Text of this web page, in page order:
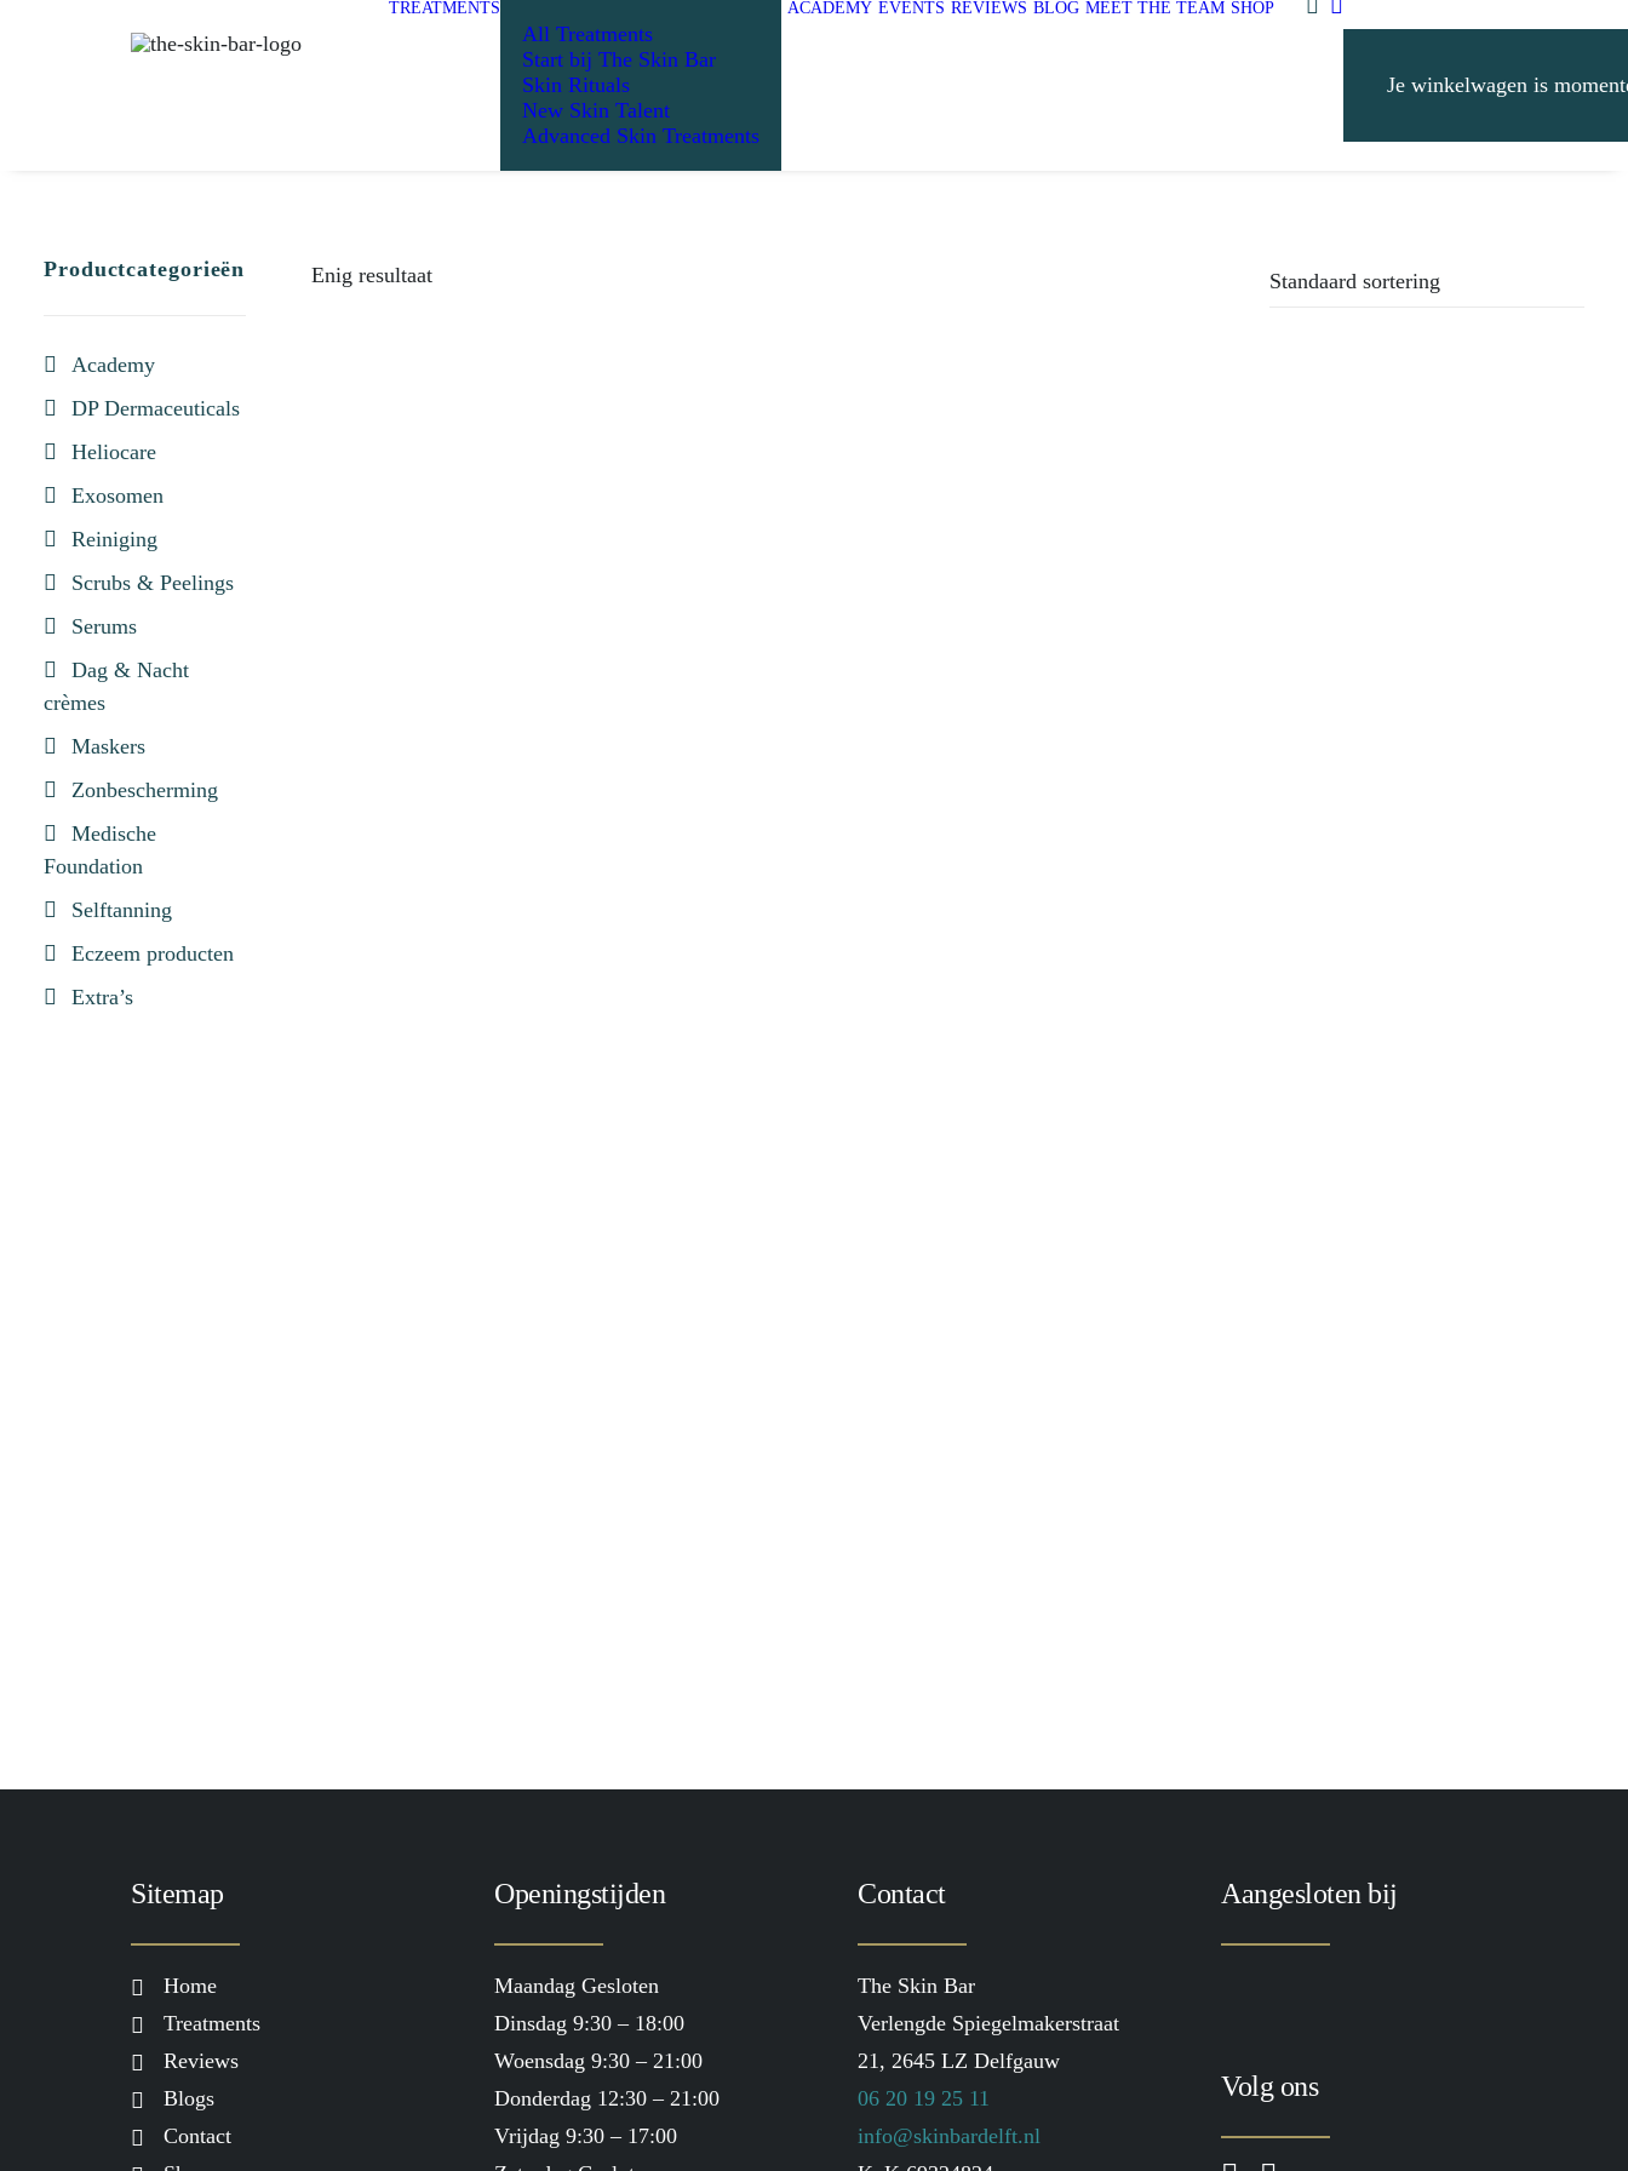
TREATMENTS
All Treatments
Start bij The Skin Bar
Skin Rituals
New Skin Talent
Advanced Skin Treatments
ACADEMY EVENTS REVIEWS BLOG MEET THE TEAM SHOP
Je winkelwagen is
Productcategorieën
Academy
DP Dermaceuticals
Heliocare
Exosomen
Reiniging
Scrubs & Peelings
Serums
Dag & Nacht
crèmes
Maskers
Zonbescherming
Medische
Foundation
Selftanning
Eczeem producten
Extra’s
Enig resultaat
Sitemap
Home
Treatments
Reviews
Blogs
Contact
Openingstijden
Maandag Gesloten
Dinsdag 9:30 – 18:00
Woensdag 9:30 – 21:00
Donderdag 12:30 – 21:00
Vrijdag 9:30 – 17:00
Contact
The Skin Bar
Verlengde Spiegelmakerstraat
21, 2645 LZ Delfgauw
06 20 19 25 11
info@skinbardelft.nl
Aangesloten bij
Volg ons